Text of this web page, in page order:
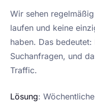
Wir sehen
laufen und keine
haben. Das
Suchanfragen, und
Traffic.
Lösung: